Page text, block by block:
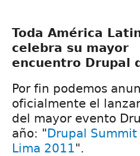
Toda América
celebra su mayor
encuentro Drupal
Por fin podemos
oficialmente el
del mayor evento
año: "Drupal Summit
Lima 2011".